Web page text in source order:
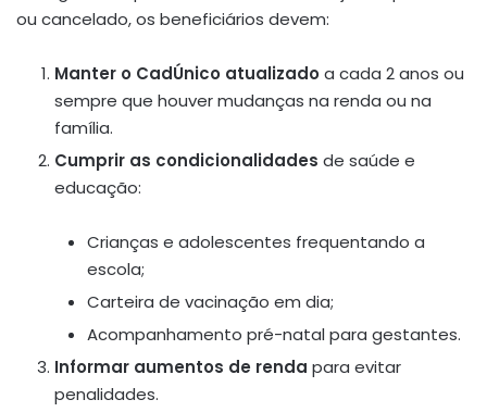
ou cancelado, os beneficiários devem:
Manter o CadÚnico atualizado a cada 2 anos ou
sempre que houver mudanças na renda ou na
família.
Cumprir as condicionalidades de saúde e
educação:
Crianças e adolescentes frequentando a
escola;
Carteira de vacinação em dia;
Acompanhamento pré-natal para gestantes.
Informar aumentos de renda para evitar
penalidades.